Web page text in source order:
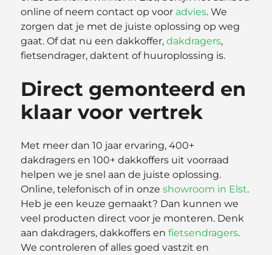
online of neem contact op voor advies. We
zorgen dat je met de juiste oplossing op weg
gaat. Of dat nu een dakkoffer,dakdragers,
fietsendrager, daktent of huuroplossing is.
Direct gemonteerd en
klaar voor vertrek
Met meer dan 10 jaar ervaring, 400+
dakdragers en 100+ dakkoffers uit voorraad
helpen we je snel aan de juiste oplossing.
Online, telefonisch of in onzeshowroom in Elst.
Heb je een keuze gemaakt? Dan kunnen we
veel producten direct voor je monteren. Denk
aan dakdragers, dakkoffers enfietsendragers.
We controleren of alles goed vastzit en